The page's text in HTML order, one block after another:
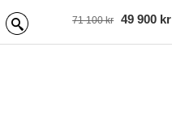
71 100 kr 49 900 kr